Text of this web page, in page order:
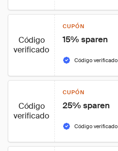
Código
verificado
CUPÓN
15% sparen
Código verificado
Código
verificado
CUPÓN
25% sparen
Código verificado